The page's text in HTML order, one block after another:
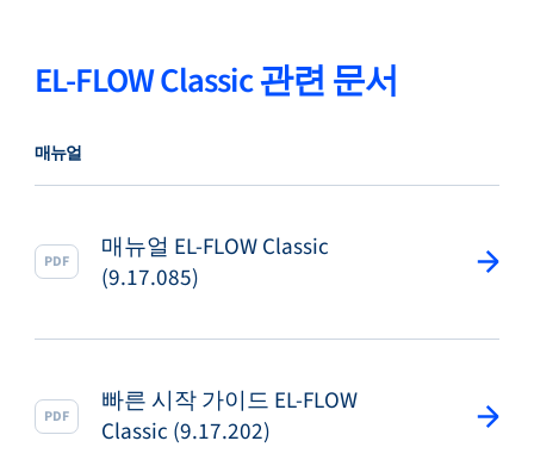
EL-FLOW Classic 관련 문서
매뉴얼
PDF
매뉴얼 EL-FLOW Classic
(9.17.085)
PDF
빠른 시작 가이드 EL-FLOW
Classic (9.17.202)